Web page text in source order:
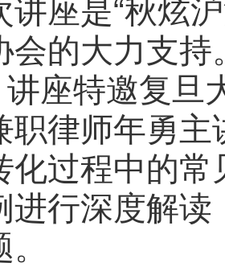
讲座是“秋炫
会的大力支持
讲座特邀复旦
职律师年勇
化过程中的常
进行深度解读